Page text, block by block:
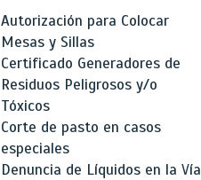
Autorización para Colocar
Mesas y Sillas
Certificado Generadores de
Residuos Peligrosos y/o
Tóxicos
Corte de pasto en casos
especiales
Denuncia de Líquidos en la Vía